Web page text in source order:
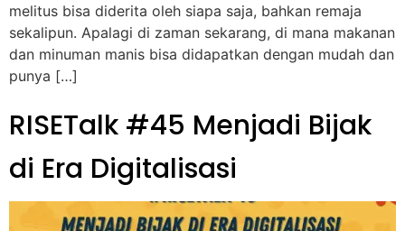
melitus bisa diderita oleh siapa saja, bahkan remaja
sekalipun. Apalagi di zaman sekarang, di mana makanan
dan minuman manis bisa didapatkan dengan mudah dan
punya […]
RISETalk #45 Menjadi Bijak
di Era Digitalisasi